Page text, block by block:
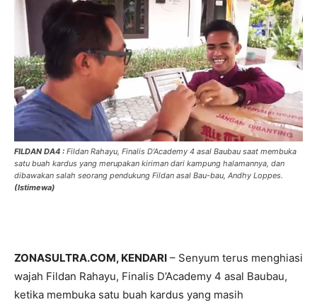
FILDAN DA4 : Fildan Rahayu, Finalis D’Academy 4 asal Baubau saat membuka
satu buah kardus yang merupakan kiriman dari kampung halamannya, dan
dibawakan salah seorang pendukung Fildan asal Bau-bau, Andhy Loppes.
(Istimewa)
ZONASULTRA.COM, KENDARI – Senyum terus menghiasi
wajah Fildan Rahayu, Finalis D’Academy 4 asal Baubau,
ketika membuka satu buah kardus yang masih